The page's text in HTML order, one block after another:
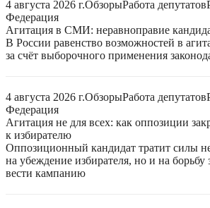
4 августа 2026 г.ОбзорыРабота депутатов
Федерация
Агитация в СМИ: неравноправие
В России равенство возможностей в
за счёт выборочного применения
4 августа 2026 г.ОбзорыРабота депутатов
Федерация
Агитация не для всех: как оппозиции
к избирателю
Оппозиционный кандидат тратит силы
на убеждение избирателя, но и на борьбу
вести кампанию